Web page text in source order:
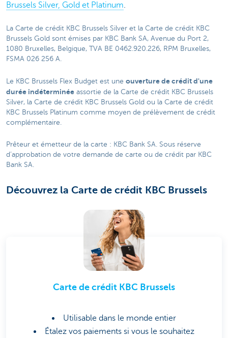
Brussels Silver, Gold et Platinum.
La Carte de crédit KBC Brussels Silver et la Carte de crédit KBC
Brussels Gold sont émises par KBC Bank SA, Avenue du Port 2,
1080 Bruxelles, Belgique, TVA BE 0462.920.226, RPM Bruxelles,
FSMA 026 256 A.
Le KBC Brussels Flex Budget est une ouverture de crédit d'une
durée indéterminée assortie de la Carte de crédit KBC Brussels
Silver, la Carte de crédit KBC Brussels Gold ou la Carte de crédit
KBC Brussels Platinum comme moyen de prélèvement de crédit
complémentaire.
Prêteur et émetteur de la carte : KBC Bank SA. Sous réserve
d’approbation de votre demande de carte ou de crédit par KBC
Bank SA.
Découvrez la Carte de crédit KBC Brussels
Carte de crédit KBC Brussels
Utilisable dans le monde entier
Étalez vos paiements si vous le souhaitez